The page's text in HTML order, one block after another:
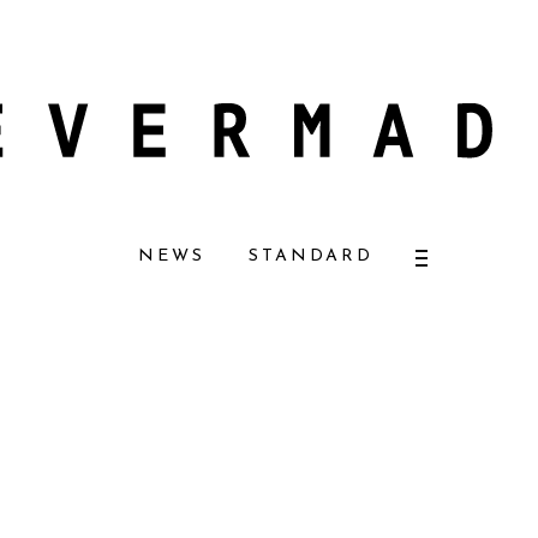
【エバーメイドショ
NEWS STANDARD